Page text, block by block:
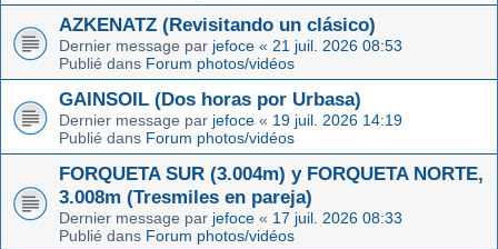
AZKENATZ (Revisitando un clásico)
Dernier message par jefoce « 21 juil. 2026 08:53
Publié dans Forum photos/vidéos
GAINSOIL (Dos horas por Urbasa)
Dernier message par jefoce « 19 juil. 2026 14:19
Publié dans Forum photos/vidéos
FORQUETA SUR (3.004m) y FORQUETA NORTE,
3.008m (Tresmiles en pareja)
Dernier message par jefoce « 17 juil. 2026 08:33
Publié dans Forum photos/vidéos